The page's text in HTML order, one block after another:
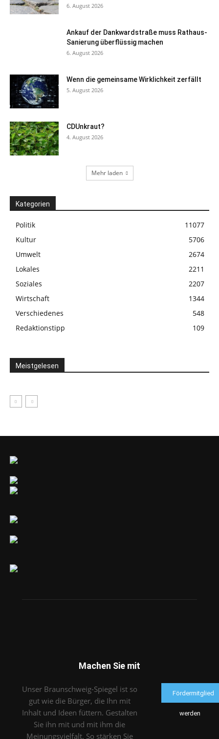
6. August 2026
Ankauf der Dankwardstraße muss Rathaus-
Sanierung überflüssig machen
6. August 2026
Wenn die gemeinsame Wirklichkeit zerfällt
5. August 2026
CDUnkraut?
4. August 2026
Mehr laden
Kategorien
Politik
11077
Kultur
5706
Umwelt
2674
Lokales
2211
Soziales
2207
Wirtschaft
1344
Verschiedenes
548
Redaktionstipp
109
Meistgelesen
Machen Sie mit
Unser Braunschweig-Spiegel ist so
gut wie die Bürger, die Ihn mit
Inhalt und Ideen füttern. Gestalten
Sie ihn mit und mit ihm die
Meinungsvielfalt. So stärken Sie
Fördermitglied
werden